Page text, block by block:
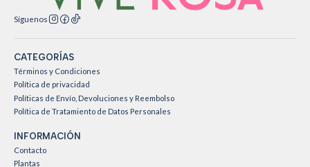
Síguenos
CATEGORÍAS
Términos y Condiciones
Política de privacidad
Políticas de Envío, Devoluciones y Reembolso
Política de Tratamiento de Datos Personales
INFORMACIÓN
Contacto
Plantas